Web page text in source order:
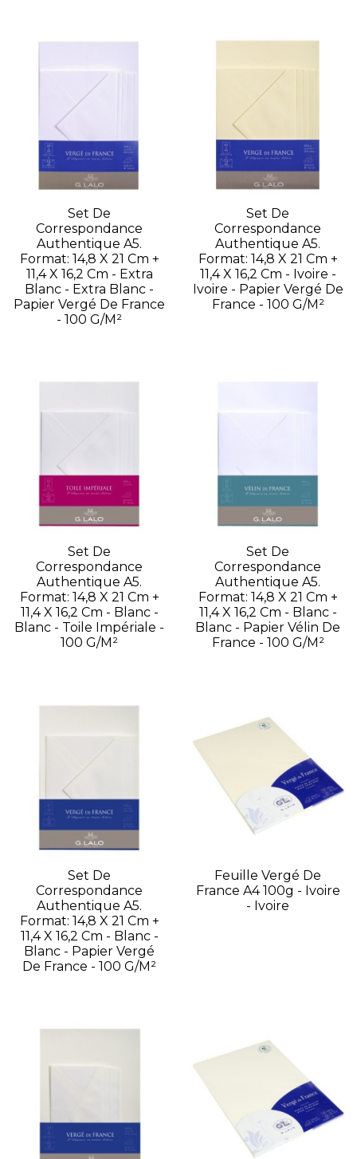
Set De
Correspondance
Authentique A5.
Format: 14,8 X 21 Cm +
11,4 X 16,2 Cm - Extra
Blanc - Extra Blanc -
Papier Vergé De France
- 100 G/m²
Set De
Correspondance
Authentique A5.
Format: 14,8 X 21 Cm +
11,4 X 16,2 Cm - Ivoire -
Ivoire - Papier Vergé De
France - 100 G/m²
Set De
Correspondance
Authentique A5.
Format: 14,8 X 21 Cm +
11,4 X 16,2 Cm - Blanc -
Blanc - Toile Impériale -
100 G/m²
Set De
Correspondance
Authentique A5.
Format: 14,8 X 21 Cm +
11,4 X 16,2 Cm - Blanc -
Blanc - Papier Vélin De
France - 100 G/m²
Set De
Correspondance
Authentique A5.
Format: 14,8 X 21 Cm +
11,4 X 16,2 Cm - Blanc -
Blanc - Papier Vergé
De France - 100 G/m²
Feuille Vergé De
France A4 100g - Ivoire
- Ivoire